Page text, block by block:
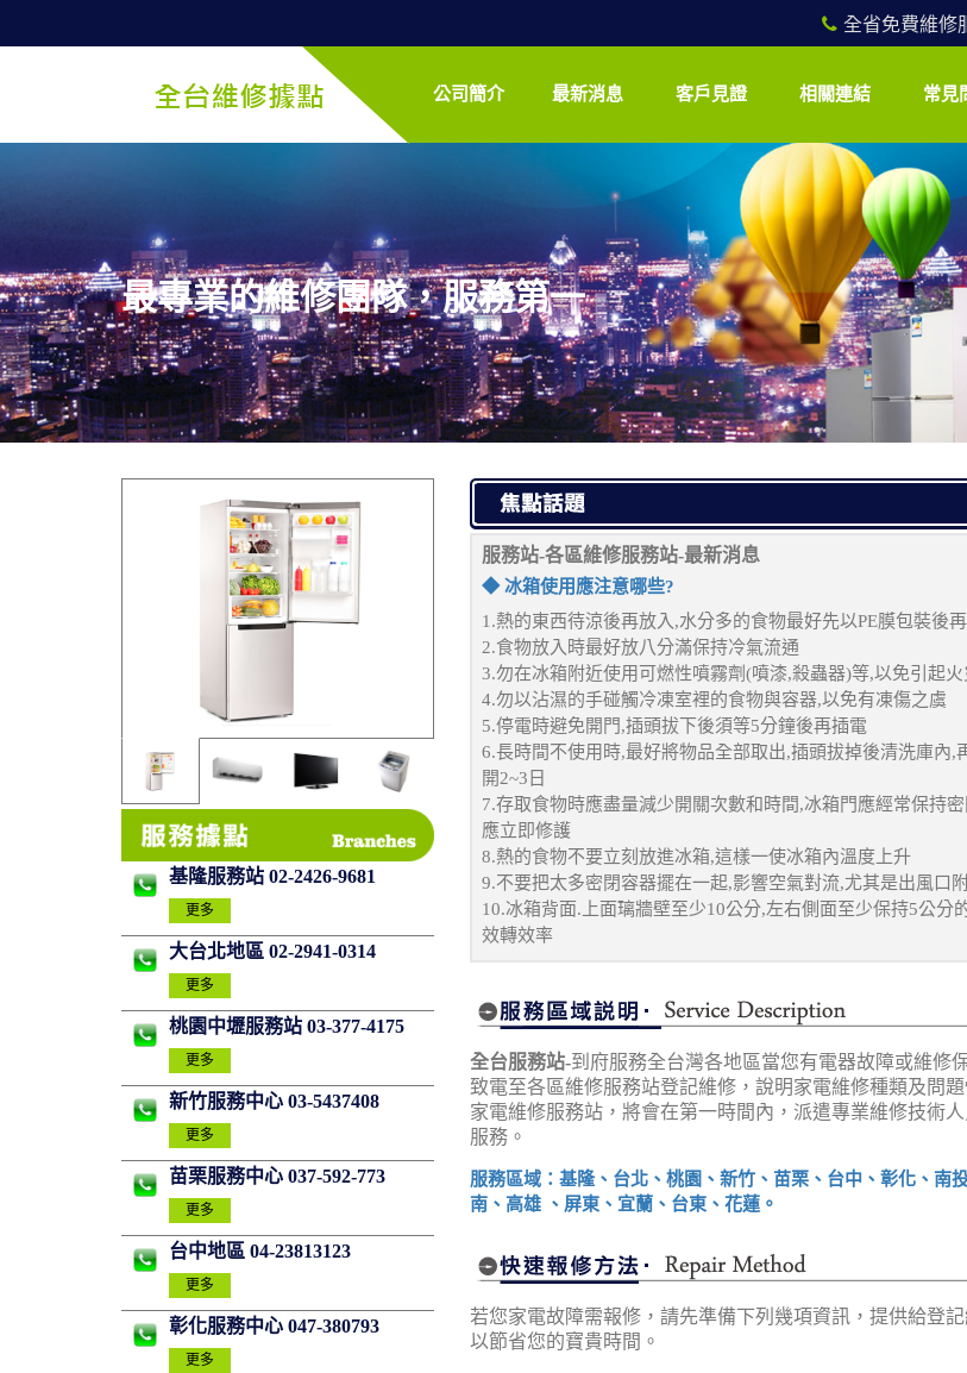
全省免費維修
公司簡介 最新消息 客戶見證 相關連結 常見
最專業的維修團隊，服務第一
基隆服務站 02-2426-9681
更多
大台北地區 02-2941-0314
更多
桃園中壢服務站 03-377-4175
更多
新竹服務中心 03-5437408
更多
苗栗服務中心 037-592-773
更多
台中地區 04-23813123
更多
彰化服務中心 047-380793
更多
服務站-各區維修服務站-最新消息
◆ 冰箱使用應注意哪些?
1.熱的東西待涼後再放入,水分多的食物最好先以PE膜包裝後
2.食物放入時最好放八分滿保持冷氣流通
3.勿在冰箱附近使用可燃性噴霧劑(噴漆,殺蟲器)等,以免引起火
4.勿以沾濕的手碰觸冷凍室裡的食物與容器,以免有凍傷之虞
5.停電時避免開門,插頭拔下後須等5分鐘後再插電
6.長時間不使用時,最好將物品全部取出,插頭拔掉後清洗庫內,
開2~3日
7.存取食物時應盡量減少開關次數和時間,冰箱門應經常保持
應立即修護
8.熱的食物不要立刻放進冰箱,這樣一使冰箱內溫度上升
9.不要把太多密閉容器擺在一起,影響空氣對流,尤其是出風口
10.冰箱背面.上面璃牆壁至少10公分,左右側面至少保持5公分
效轉效率
全台服務站-到府服務全台灣各地區當您有電器故障或維修
致電至各區維修服務站登記維修，說明家電維修種類及問
家電維修服務站，將會在第一時間內，派遣專業維修技術
服務。
服務區域：基隆、台北、桃園、新竹、苗栗、台中、彰化、南
南、高雄 、屏東、宜蘭、台東、花蓮。
若您家電故障需報修，請先準備下列幾項資訊，提供給登記
以節省您的寶貴時間。